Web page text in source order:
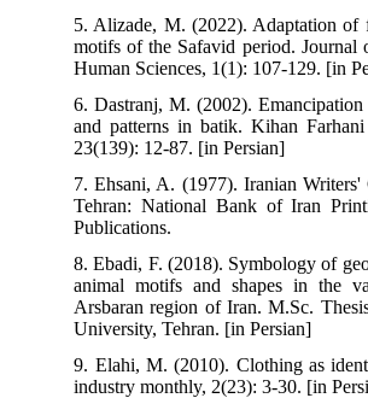
5. Alizade, M. (2022).
motifs of the Safavid
Human Sciences, 1(1): 107-
6. Dastranj, M. (2002).
and patterns in batik. Kihan
23(139): 12-87. [in Persian]
7. Ehsani, A. (1977).
Tehran: National Bank of
Publications.
8. Ebadi, F. (2018).
animal motifs and shapes
Arsbaran region of Iran.
University, Tehran. [in
9. Elahi, M. (2010).
industry monthly, 2(23): 3-